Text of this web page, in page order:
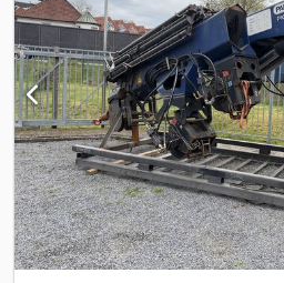
Modèle : PK 14080 C grue avec
complémentaires = Djdpfx Anozqmh
de marchandises Utilisable pour :
déchargement Contactez ATS